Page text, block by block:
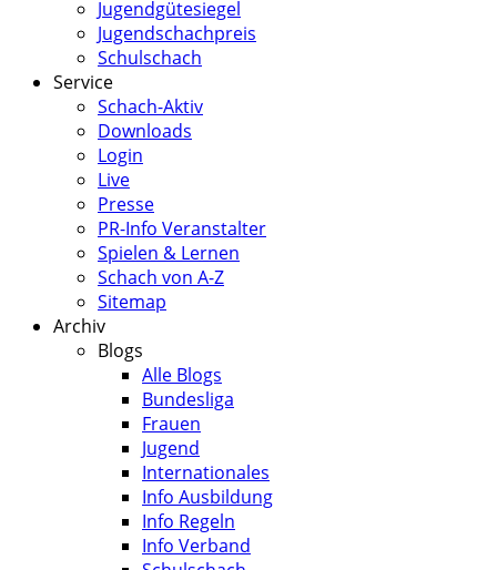
Jugendgütesiegel
Jugendschachpreis
Schulschach
Service
Schach-Aktiv
Downloads
Login
Live
Presse
PR-Info Veranstalter
Spielen & Lernen
Schach von A-Z
Sitemap
Archiv
Blogs
Alle Blogs
Bundesliga
Frauen
Jugend
Internationales
Info Ausbildung
Info Regeln
Info Verband